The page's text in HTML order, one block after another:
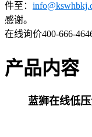
件至：
感谢。
在线询价400-666-
产品内容
蓝狮在线低压